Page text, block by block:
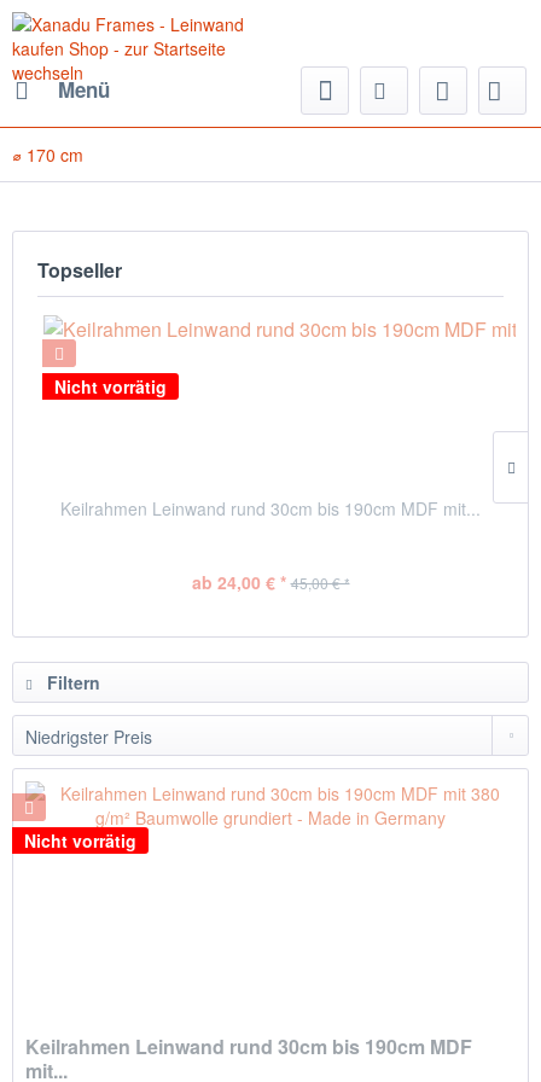
Menü
⌀ 170 cm
Topseller
Nicht vorrätig
Keilrahmen Leinwand rund 30cm bis 190cm MDF mit...
ab 24,00 € * 45,00 € *
Filtern
Nicht vorrätig
Keilrahmen Leinwand rund 30cm bis 190cm MDF
mit...